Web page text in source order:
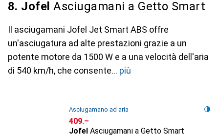
8. Jofel Asciugamani a Getto Smart
Il asciugamani Jofel Jet Smart ABS offre
un'asciugatura ad alte prestazioni grazie a un
potente motore da 1500 W e a una velocità dell'aria
di 540 km/h, che consente
più
Asciugamano ad aria
CHF
409.–
Jofel Asciugamani a Getto Smart